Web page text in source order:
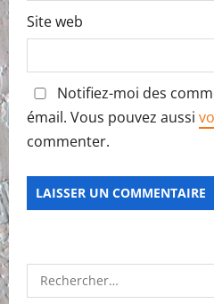
Site web
Notifiez-moi des
émail. Vous pouvez aussi
commenter.
Rechercher :